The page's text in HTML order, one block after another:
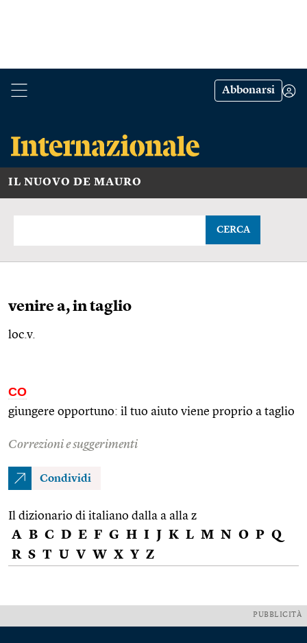
Abbonarsi
IL NUOVO DE MAURO
CERCA
venire a, in taglio
loc.v.
CO
giungere opportuno: il tuo aiuto viene proprio a taglio
Correzioni e suggerimenti
Condividi
Il dizionario di italiano dalla a alla z
A B C D E F G H I J K L M N O P Q
R S T U V W X Y Z
PUBBLICITÀ